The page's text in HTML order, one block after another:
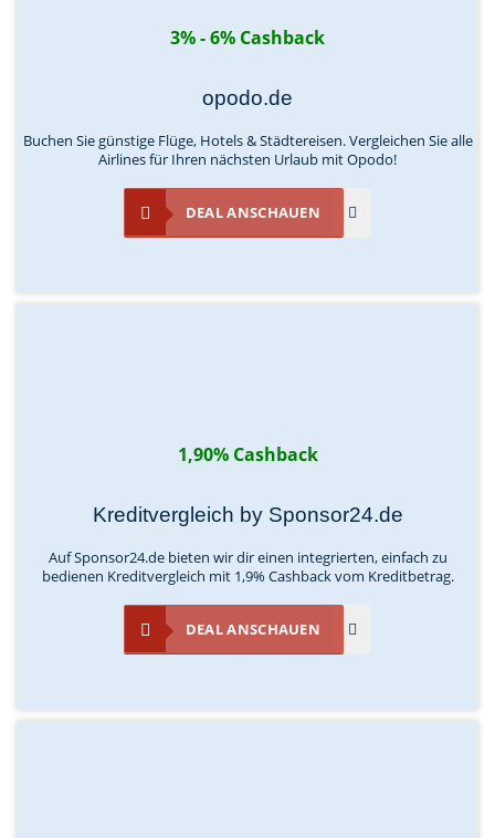
3% - 6% Cashback
opodo.de
Buchen Sie günstige Flüge, Hotels & Städtereisen. Vergleichen Sie alle
Airlines für Ihren nächsten Urlaub mit Opodo!
DEAL ANSCHAUEN
1,90% Cashback
Kreditvergleich by Sponsor24.de
Auf Sponsor24.de bieten wir dir einen integrierten, einfach zu
bedienen Kreditvergleich mit 1,9% Cashback vom Kreditbetrag.
DEAL ANSCHAUEN